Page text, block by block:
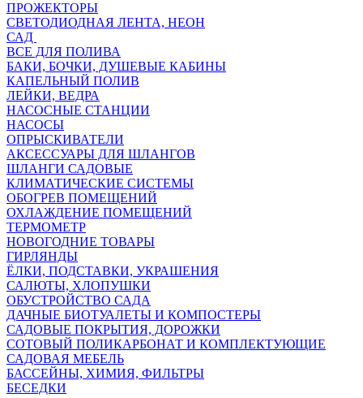
ПРОЖЕКТОРЫ
СВЕТОДИОДНАЯ ЛЕНТА, НЕОН
САД
ВСЕ ДЛЯ ПОЛИВА
БАКИ, БОЧКИ, ДУШЕВЫЕ КАБИНЫ
КАПЕЛЬНЫЙ ПОЛИВ
ЛЕЙКИ, ВЕДРА
НАСОСНЫЕ СТАНЦИИ
НАСОСЫ
ОПРЫСКИВАТЕЛИ
АКСЕССУАРЫ ДЛЯ ШЛАНГОВ
ШЛАНГИ САДОВЫЕ
КЛИМАТИЧЕСКИЕ СИСТЕМЫ
ОБОГРЕВ ПОМЕЩЕНИЙ
ОХЛАЖДЕНИЕ ПОМЕЩЕНИЙ
ТЕРМОМЕТР
НОВОГОДНИЕ ТОВАРЫ
ГИРЛЯНДЫ
ЁЛКИ, ПОДСТАВКИ, УКРАШЕНИЯ
САЛЮТЫ, ХЛОПУШКИ
ОБУСТРОЙСТВО САДА
ДАЧНЫЕ БИОТУАЛЕТЫ И КОМПОСТЕРЫ
САДОВЫЕ ПОКРЫТИЯ, ДОРОЖКИ
СОТОВЫЙ ПОЛИКАРБОНАТ И КОМПЛЕКТУЮЩИЕ
САДОВАЯ МЕБЕЛЬ
БАССЕЙНЫ, ХИМИЯ, ФИЛЬТРЫ
БЕСЕДКИ